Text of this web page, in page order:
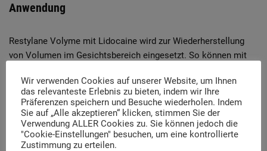
Anwendung
Restylane Volyme mit Lidocaine wird zur Wiederherstellung
von Volumen im Gesichtsbereich eingesetzt. So können mit
modelliert werden. Außerdem ist Volyme zur
Gesichtsstraffung beliebt und sorgt es für ein frisches und
glattes Aussehen. Lidocaine, das Lokalanästhetikum in
Restylane Volyme, führt zu angenehmeren und weniger
schmerzhaften Injektionen.
Wir verwenden Cookies auf unserer Website, um Ihnen
das relevanteste Erlebnis zu bieten, indem wir Ihre
Präferenzen speichern und Besuche wiederholen. Indem
Sie auf „Alle akzeptieren“ klicken, stimmen Sie der
Verwendung ALLER Cookies zu. Sie können jedoch die
"Cookie-Einstellungen" besuchen, um eine kontrollierte
Zustimmung zu erteilen.